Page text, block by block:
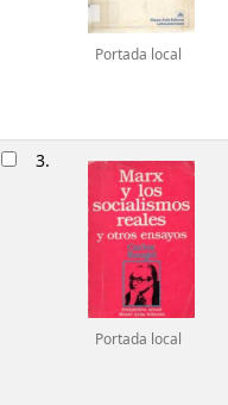
Portada local
3.
Portada local